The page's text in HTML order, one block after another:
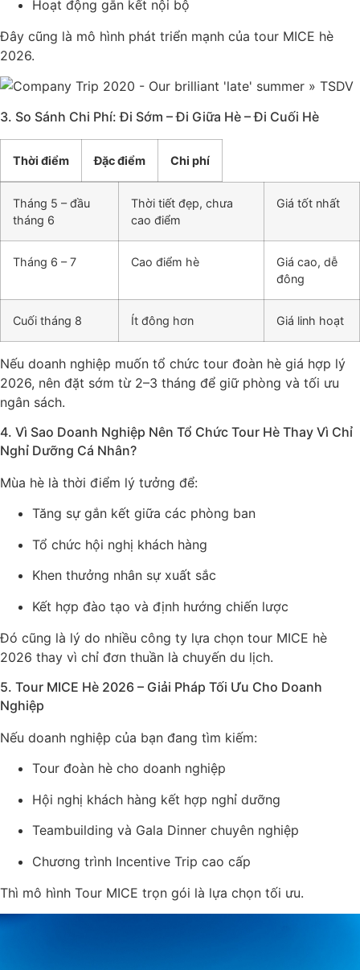
Hoạt động gắn kết nội bộ
Đây cũng là mô hình phát triển mạnh của tour MICE hè
2026.
3. So Sánh Chi Phí: Đi Sớm – Đi Giữa Hè – Đi Cuối Hè
Thời điểm Đặc điểm Chi phí
Tháng 5 – đầu
tháng 6
Thời tiết đẹp, chưa
cao điểm
Giá tốt nhất
Tháng 6 – 7 Cao điểm hè
Giá cao, dễ
đông
Cuối tháng 8 Ít đông hơn Giá linh hoạt
Nếu doanh nghiệp muốn tổ chức tour đoàn hè giá hợp lý
2026, nên đặt sớm từ 2–3 tháng để giữ phòng và tối ưu
ngân sách.
4. Vì Sao Doanh Nghiệp Nên Tổ Chức Tour Hè Thay Vì Chỉ
Nghỉ Dưỡng Cá Nhân?
Mùa hè là thời điểm lý tưởng để:
Tăng sự gắn kết giữa các phòng ban
Tổ chức hội nghị khách hàng
Khen thưởng nhân sự xuất sắc
Kết hợp đào tạo và định hướng chiến lược
Đó cũng là lý do nhiều công ty lựa chọn tour MICE hè
2026 thay vì chỉ đơn thuần là chuyến du lịch.
5. Tour MICE Hè 2026 – Giải Pháp Tối Ưu Cho Doanh
Nghiệp
Nếu doanh nghiệp của bạn đang tìm kiếm:
Tour đoàn hè cho doanh nghiệp
Hội nghị khách hàng kết hợp nghỉ dưỡng
Teambuilding và Gala Dinner chuyên nghiệp
Chương trình Incentive Trip cao cấp
Thì mô hình Tour MICE trọn gói là lựa chọn tối ưu.